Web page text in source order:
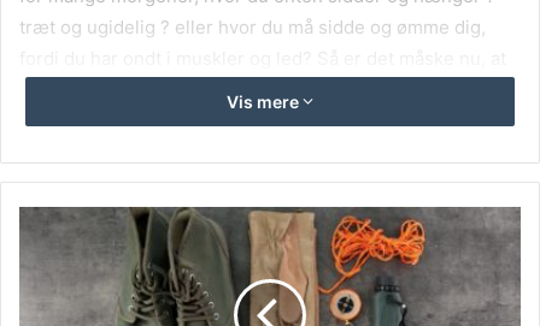
træt og ugidelig ? eller hvor du må sidde og ømme dig,
din gamle seng og få en ny og lækker seng ind i dit
skulle du overveje at investere i en af de helt fantastiske
kontinentalsenge. Det er en sengetype, som er blevet
utroligt populær hos mange danskere, og det er bestemt
ikke uden grund. For det er ganske enkelt komfort og
velvære helt i top. Det er de ikke mindre end tre
Vis mere